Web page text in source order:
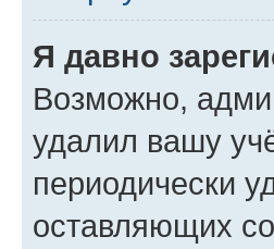
Я давно
Возможно,
удалил вашу
периодически
оставляющих